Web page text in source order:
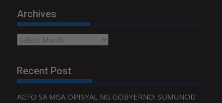
Archives
Archives
Recent Post
AGFO SA MGA OPISYAL NG GOBYERNO: SUMUNOD